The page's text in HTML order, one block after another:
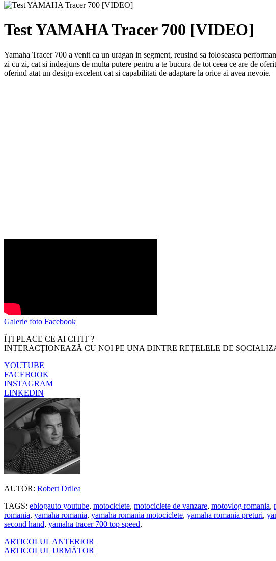
Test YAMAHA Tracer 700 [VIDEO]
Yamaha Tracer 700 a venit ca un uragan in segment, reusind sa foloseasca
zi cu zi, cat si indeajuns de multa putere pentru a te bucura de tot ceea ce are de
oferind atat un design excelent cat si capabilitati de adaptare la orice ai avea nevoie.
Galerie foto Facebook
ÎȚI PLACE CE AI CITIT ?
INTERACȚIONEAZĂ CU NOI PE UNA DINTRE REȚELELE DE
YOUTUBE
FACEBOOK
INSTAGRAM
LINKEDIN
AUTOR: Robert Drilea
TAGS: eblogauto youtube, motociclete, motociclete de vanzare, motovlog romania,
romania, yamaha romania, yamaha romania motociclete, yamaha romania preturi,
second hand, yamaha tracer 700 top speed,
ARTICOLUL ANTERIOR
ARTICOLUL URMĂTOR